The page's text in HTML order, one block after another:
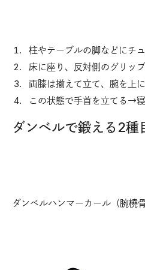
柱やテーブルの脚などにチ
床に座り、反対側のグリッ
両膝は揃えて立て、腕を上に
この状態で手首を立てる→
ダンベルで鍛える2種
ダンベルハンマーカール（腕橈骨